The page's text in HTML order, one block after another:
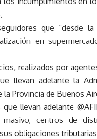
que “desde
en
realizados por
llevan adelante la
la Provincia de Buenos
llevan adelante
centros de
obligaciones